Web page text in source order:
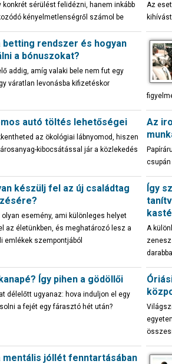
konkrét sérülést felidézni, hanem inkább
kényelmetlenségről számol be
Az
betting rendszer és hogyan
a bónuszokat?
addig, amíg valaki bele nem fut egy
váratlan levonásba kifizetéskor
autó töltés lehetőségei
az ökológiai lábnyomod, hiszen
kibocsátással jár a közlekedés
Az
készülj fel az új családtag
olyan esemény, ami különleges helyet
az életünkben, és meghatározó lesz a
emlékek szempontjából
Így
A
Így pihen a gödöllői
délelőtt ugyanaz: hova induljon el egy
a fejét egy fárasztó hét után?
mentális jóllét fenntartásában